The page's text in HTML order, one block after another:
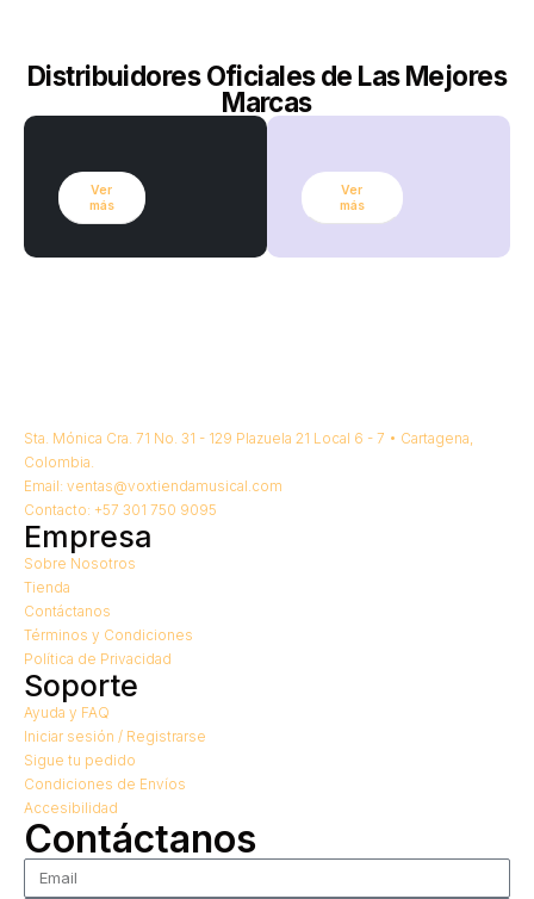
Distribuidores Oficiales de Las Mejores
Marcas
Ver
más
Ver
más
Sta. Mónica Cra. 71 No. 31 - 129 Plazuela 21 Local 6 - 7 • Cartagena,
Colombia.
Email: ventas@voxtiendamusical.com
Contacto: +57 301 750 9095
Empresa
Sobre Nosotros
Tienda
Contáctanos
Términos y Condiciones
Política de Privacidad
Soporte
Ayuda y FAQ
Iniciar sesión / Registrarse
Sigue tu pedido
Condiciones de Envíos
Accesibilidad
Contáctanos